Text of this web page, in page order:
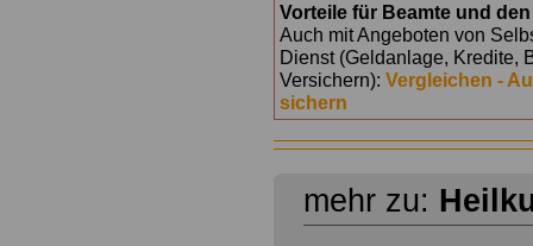
Vorteile für Beamte und
Auch mit Angeboten von
Dienst (Geldanlage, Kredite,
Versichern): Vergleichen -
sichern
mehr zu: